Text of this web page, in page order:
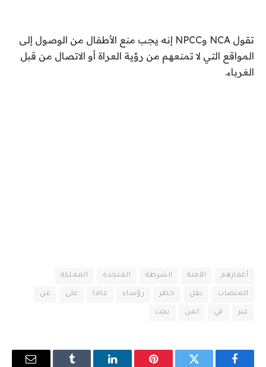
تقول NCA وNPCC إنه يجب منع الأطفال من الوصول إلى
المواقع التي لا تمنعهم من رؤية العراة أو الاتصال من قبل
الغرباء.
أعمارهم الآمنة الشرطة المتحدة المملكة
المنصات تقل حظر رؤساء عاما على عن
غير في لمن يحث